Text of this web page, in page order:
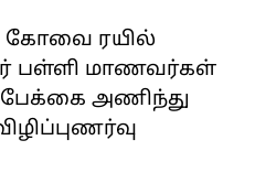
கோவை ரயில்
பள்ளி மாணவர்கள்
பேக்கை அணிந்து